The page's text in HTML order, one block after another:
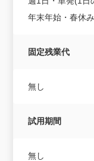
年末年始・春休
固定残業代
無し
試用期間
無し